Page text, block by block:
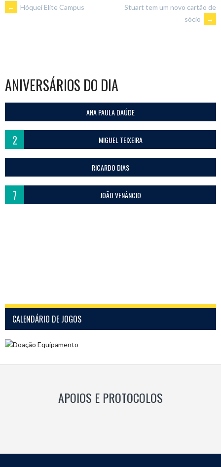
POST
← Hóquei Elite Campus
Stuart tem um novo cartão de
sócio
→
ANIVERSÁRIOS DO DIA
ANA PAULA DAÚDE
2 MIGUEL TEIXEIRA
RICARDO DIAS
7 JOÃO VENÂNCIO
CALENDÁRIO DE JOGOS
APOIOS E PROTOCOLOS